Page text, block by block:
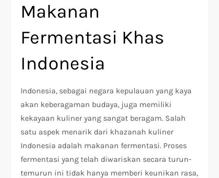
Makanan
Fermentasi Khas
Indonesia
Indonesia, sebagai negara kepulauan yang kaya
akan keberagaman budaya, juga memiliki
kekayaan kuliner yang sangat beragam. Salah
satu aspek menarik dari khazanah kuliner
Indonesia adalah makanan fermentasi. Proses
fermentasi yang telah diwariskan secara turun-
temurun ini tidak hanya memberi keunikan rasa,